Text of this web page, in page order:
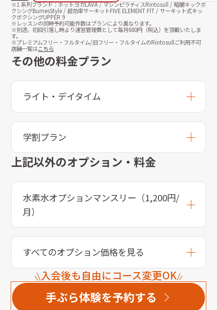
※1 系列ブランド：ホットヨガLAVA / マシンピラティスRintosull / 暗闇キックボ
クシングBurnesStyle / 超効率サーキットFIVE ELEMENT FIT / サーキット式キッ
クボクシングUPPER 9
※レッスンの同時予約可能件数はプランにより異なります。
※別途、初回引落し時より運営管理費として毎月680円（税込）を頂戴いたしま
す。
※プレミアムフリー・フルタイム/旧フリー・フルタイムのRintosullご利用不可
店舗一覧はこちら
その他の料金プラン
ライト・デイタイム
学割プラン
上記以外のオプション・料金
水素水オプションマンスリー（1,200円/
月）
すべてのオプション価格を見る
入会後も自由にコース変更OK
手ぶら体験を予約する